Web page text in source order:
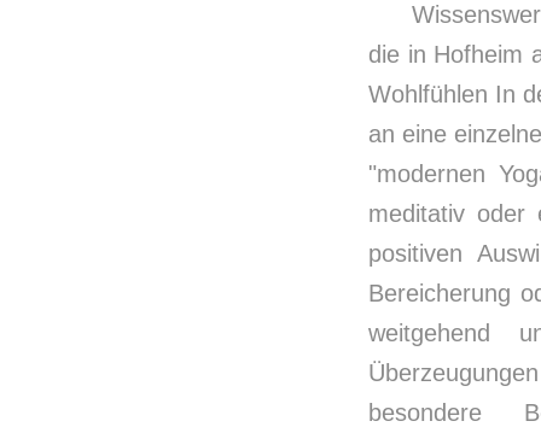
die in Hofheim
Wohlfühlen In
an eine
"modernen
meditativ oder
positiven
Bereicherung
weitgehend
besondere